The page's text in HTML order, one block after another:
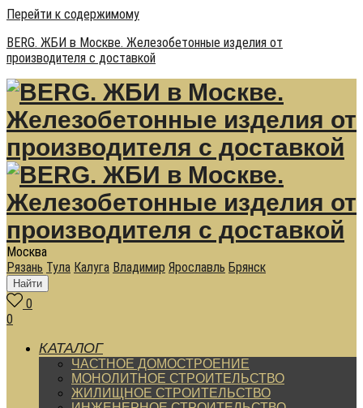
Перейти к содержимому
BERG. ЖБИ в Москве. Железобетонные изделия от
производителя с доставкой
Москва
Рязань Тула Калуга Владимир Ярославль Брянск
Найти
0
0
КАТАЛОГ
ЧАСТНОЕ ДОМОСТРОЕНИЕ
МОНОЛИТНОЕ СТРОИТЕЛЬСТВО
ЖИЛИЩНОЕ СТРОИТЕЛЬСТВО